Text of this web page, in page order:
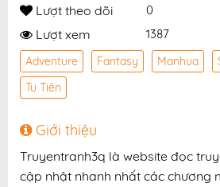
Lượt theo dõi 0
Lượt xem 1387
Adventure Fantasy Manhua
Tu Tiên
Giới thiệu
Truyentranh3q là website đọc
cập nhật nhanh nhất các chương